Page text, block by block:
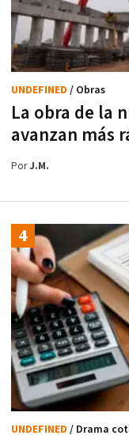
La obra de la
avanzan más
UNDEFINED / Obras
PorJ.M.
UNDEFINED / Drama